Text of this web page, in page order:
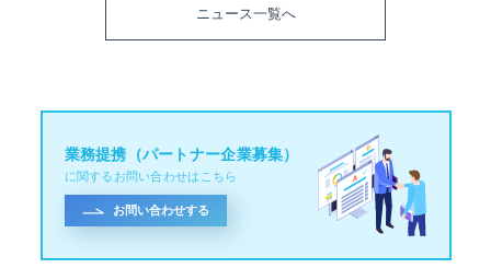
ニュース一覧へ
業務提携（パートナー企業募集）
に関するお問い合わせはこちら
お問い合わせする